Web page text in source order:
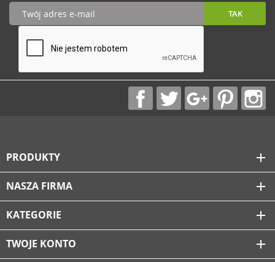
PRODUKTY add
NASZA FIRMA add
KATEGORIE add
TWOJE KONTO add